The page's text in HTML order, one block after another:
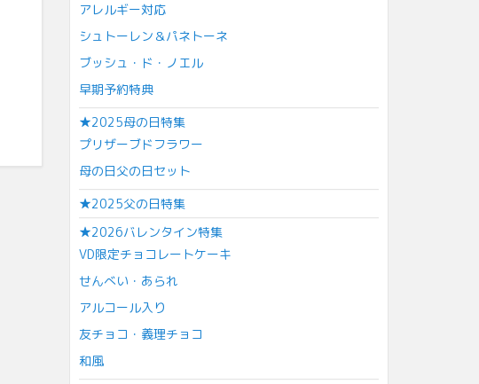
アレルギー対応
シュトーレン＆パネトーネ
ブッシュ・ド・ノエル
早期予約特典
★2025母の日特集
プリザーブドフラワー
母の日父の日セット
★2025父の日特集
★2026バレンタイン特集
VD限定チョコレートケーキ
せんべい・あられ
アルコール入り
友チョコ・義理チョコ
和風